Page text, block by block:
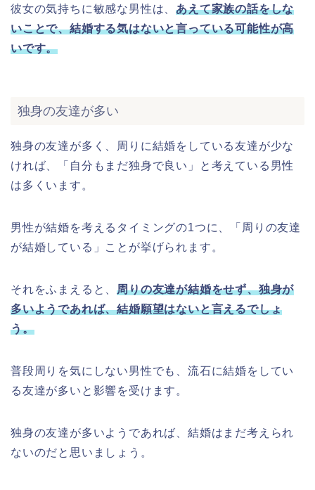
彼女の気持ちに敏感な男性は、あえて家族の話をしな
いことで、結婚する気はないと言っている可能性が高
いです。
独身の友達が多い
独身の友達が多く、周りに結婚をしている友達が少な
ければ、「自分もまだ独身で良い」と考えている男性
は多くいます。
男性が結婚を考えるタイミングの1つに、「周りの友達
が結婚している」ことが挙げられます。
それをふまえると、周りの友達が結婚をせず、独身が
多いようであれば、結婚願望はないと言えるでしょ
う。
普段周りを気にしない男性でも、流石に結婚をしてい
る友達が多いと影響を受けます。
独身の友達が多いようであれば、結婚はまだ考えられ
ないのだと思いましょう。